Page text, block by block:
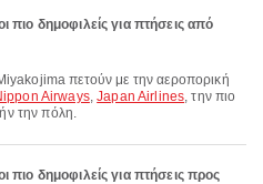
πιο δημοφιλείς για πτήσεις από
Airways,Japan Airlines, την πιο
την πόλη.
πιο δημοφιλείς για πτήσεις προς